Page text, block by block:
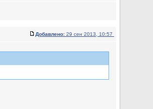
Добавлено: 29 сен 2013, 10:57